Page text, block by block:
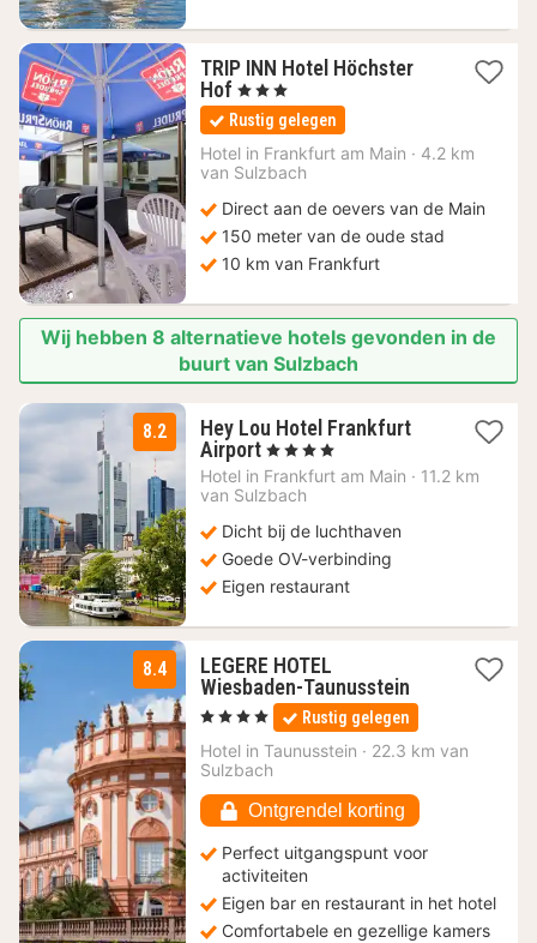
TRIP INN Hotel Höchster
Hof 1
nacht
vanaf
91
€
, 3 Sterren
Rustig gelegen
Hotel in Frankfurt am Main · 4.2 km
van Sulzbach
Direct aan de oevers van de Main
150 meter van de oude stad
10 km van Frankfurt
Wij hebben 8 alternatieve hotels gevonden in de
buurt van Sulzbach
8.2
Hey Lou Hotel Frankfurt
Airport 2
nachten
vanaf
€
, 4 Sterren
Hotel in Frankfurt am Main · 11.2 km
van Sulzbach
Dicht bij de luchthaven
Goede OV-verbinding
Eigen restaurant
8.4
LEGERE HOTEL
Wiesbaden-Taunusstein2
nachten
vanaf
89
, 4 Sterren Rustig gelegen
Hotel in Taunusstein · 22.3 km van
Sulzbach
Ontgrendel korting
Perfect uitgangspunt voor
activiteiten
Eigen bar en restaurant in het hotel
Comfortabele en gezellige kamers